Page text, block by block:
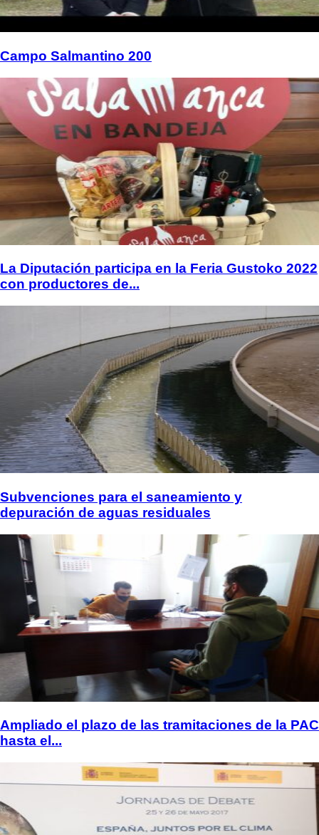
Campo Salmantino 200
La Diputación participa en la Feria Gustoko 2022
con productores de...
Subvenciones para el saneamiento y
depuración de aguas residuales
Ampliado el plazo de las tramitaciones de la PAC
hasta el...